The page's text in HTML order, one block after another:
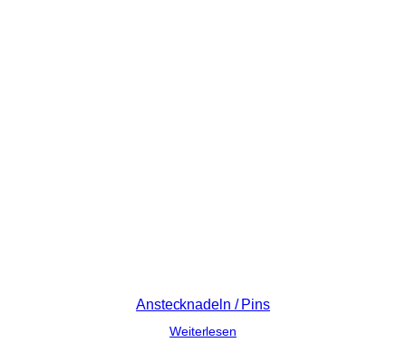
Anstecknadeln / Pins
Weiterlesen